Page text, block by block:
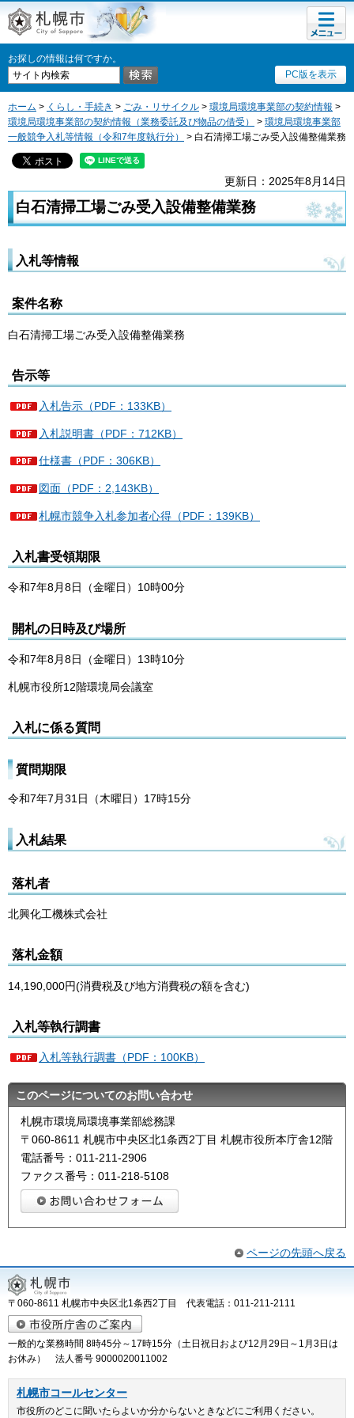
札幌市
お探しの情報は何ですか。
PC版を表示
メニュ
ー
ホーム > くらし・手続き > ごみ・リサイクル > 環境局環境事業部の契約情報 >
環境局環境事業部の契約情報（業務委託及び物品の借受）
> 環境局環境事業部
一般競争入札等情報（令和7年度執行分）
> 白石清掃工場ごみ受入設備整備業務
更新日：2025年8月14日
白石清掃工場ごみ受入設備整備業務
入札等情報
案件名称
白石清掃工場ごみ受入設備整備業務
告示等
入札告示（PDF：133KB）
入札説明書（PDF：712KB）
仕様書（PDF：306KB）
図面（PDF：2,143KB）
札幌市競争入札参加者心得（PDF：139KB）
入札書受領期限
令和7年8月8日（金曜日）10時00分
開札の日時及び場所
令和7年8月8日（金曜日）13時10分
札幌市役所12階環境局会議室
入札に係る質問
質問期限
令和7年7月31日（木曜日）17時15分
入札結果
落札者
北興化工機株式会社
落札金額
14,190,000円(消費税及び地方消費税の額を含む)
入札等執行調書
入札等執行調書（PDF：100KB）
このページについてのお問い合わせ
札幌市環境局環境事業部総務課
〒060-8611 札幌市中央区北1条西2丁目 札幌市役所本庁舎12階
電話番号：011-211-2906
ファクス番号：011-218-5108
ページの先頭へ戻る
〒060-8611 札幌市中央区北1条西2丁目 代表電話：011-211-2111
一般的な業務時間 8時45分～17時15分（土日祝日および12月29日～1月3日は
お休み） 法人番号 9000020011002
札幌市コールセンター
市役所のどこに聞いたらよいか分からないときなどにご利用ください。